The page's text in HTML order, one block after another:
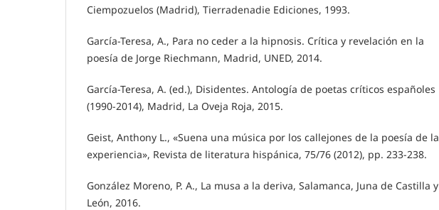
Ciempozuelos (Madrid), Tierradenadie Ediciones, 1993.
García-Teresa, A., Para no ceder a la hipnosis. Crítica y revelación en la
poesía de Jorge Riechmann, Madrid, UNED, 2014.
García-Teresa, A. (ed.), Disidentes. Antología de poetas críticos españoles
(1990-2014), Madrid, La Oveja Roja, 2015.
Geist, Anthony L., «Suena una música por los callejones de la poesía de la
experiencia», Revista de literatura hispánica, 75/76 (2012), pp. 233-238.
González Moreno, P. A., La musa a la deriva, Salamanca, Juna de Castilla y
León, 2016.